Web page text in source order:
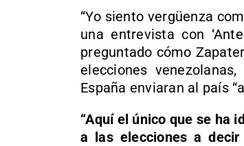
“Yo siento vergüenza
una entrevista con
preguntado cómo
elecciones
España enviaran al país
“Aquí el único que se ha
a las elecciones a